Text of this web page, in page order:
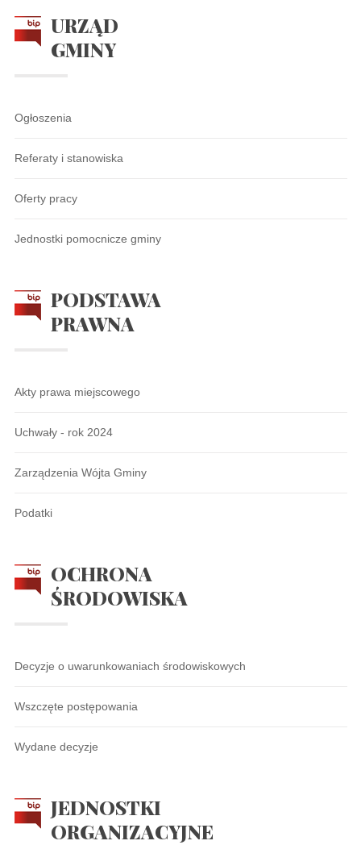
URZĄD
GMINY
Ogłoszenia
Referaty i stanowiska
Oferty pracy
Jednostki pomocnicze gminy
PODSTAWA
PRAWNA
Akty prawa miejscowego
Uchwały - rok 2024
Zarządzenia Wójta Gminy
Podatki
OCHRONA
ŚRODOWISKA
Decyzje o uwarunkowaniach środowiskowych
Wszczęte postępowania
Wydane decyzje
JEDNOSTKI
ORGANIZACYJNE